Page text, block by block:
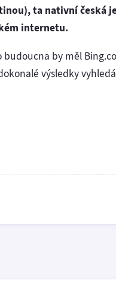
ta nativní česká
internetu.
by měl
výsledky